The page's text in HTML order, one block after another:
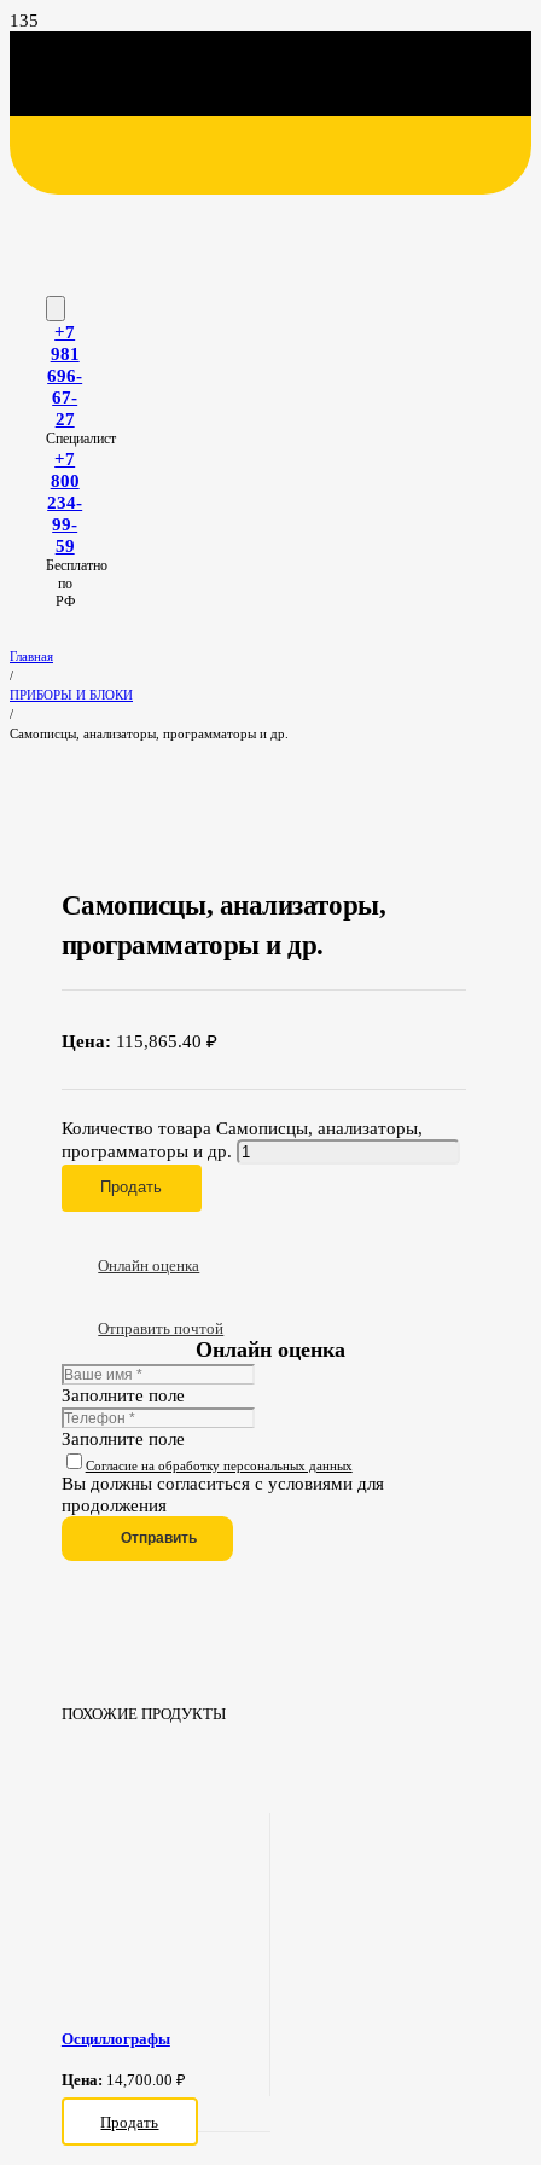
+7
981
696-
67-
27
Специалист
+7
800
234-
99-
59
Бесплатно
по
РФ
Главная
/
ПРИБОРЫ И БЛОКИ
/
Самописцы, анализаторы, программаторы и др.
Самописцы, анализаторы,
программаторы и др.
Цена: 115,865.40 ₽
Количество товара Самописцы, анализаторы,
программаторы и др.
Продать
Онлайн оценка
Отправить почтой
Онлайн оценка
Заполните поле
Заполните поле
Согласие на обработку персональных данных
Вы должны согласиться с условиями для
продолжения
Отправить
ПОХОЖИЕ ПРОДУКТЫ
Осциллографы
Цена: 14,700.00 ₽
Продать